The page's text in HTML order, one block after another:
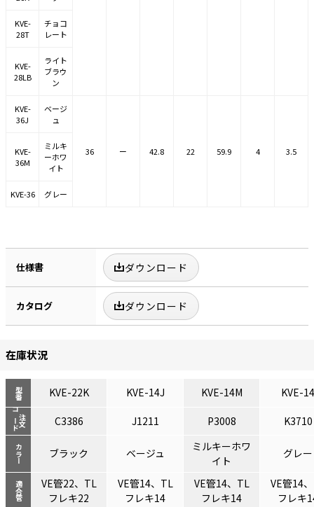
KVE-
28T
チョコ
レート
KVE-
28LB
ライト
ブラウ
ン
KVE-
36J
ベージ
ュ
36 ー 42.8 22 59.9 4 3.5
KVE-
36M
ミルキ
ーホワ
イト
KVE-36 グレー
仕様書 ダウンロード
カタログ ダウンロード
在庫状況
型番
注文
コード
カラー
適合管
KVE-22K KVE-14J KVE-14M KVE-14
C3386 J1211 P3008 K3710
ブラック ベージュ
ミルキーホワ
イト
グレー
VE管22、TL
フレキ22
VE管14、TL
フレキ14
VE管14、TL
フレキ14
VE管14
フレキ